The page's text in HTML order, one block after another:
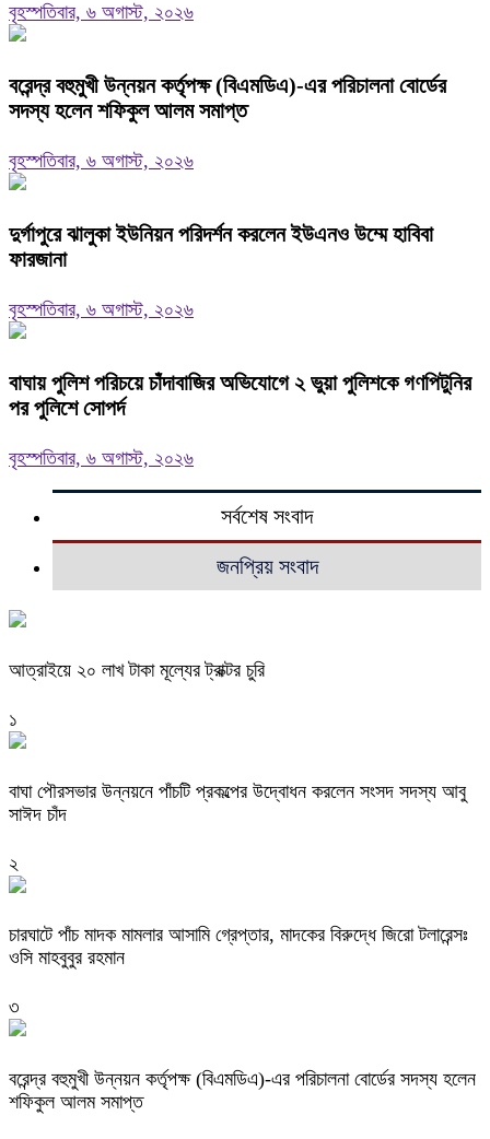
বৃহস্পতিবার, ৬ অগাস্ট, ২০২৬
বরেন্দ্র বহুমুখী উন্নয়ন কর্তৃপক্ষ (বিএমডিএ)-এর পরিচালনা বোর্ডের
সদস্য হলেন শফিকুল আলম সমাপ্ত
বৃহস্পতিবার, ৬ অগাস্ট, ২০২৬
দুর্গাপুরে ঝালুকা ইউনিয়ন পরিদর্শন করলেন ইউএনও উম্মে হাবিবা
ফারজানা
বৃহস্পতিবার, ৬ অগাস্ট, ২০২৬
বাঘায় পুলিশ পরিচয়ে চাঁদাবাজির অভিযোগে ২ ভুয়া পুলিশকে গণপিটুনির
পর পুলিশে সোপর্দ
বৃহস্পতিবার, ৬ অগাস্ট, ২০২৬
সর্বশেষ সংবাদ
জনপ্রিয় সংবাদ
আত্রাইয়ে ২০ লাখ টাকা মূল্যের ট্রাক্টর চুরি
১
বাঘা পৌরসভার উন্নয়নে পাঁচটি প্রকল্পের উদ্বোধন করলেন সংসদ সদস্য আবু
সাঈদ চাঁদ
২
চারঘাটে পাঁচ মাদক মামলার আসামি গ্রেপ্তার, মাদকের বিরুদ্ধে জিরো টলারেন্সঃ
ওসি মাহবুবুর রহমান
৩
বরেন্দ্র বহুমুখী উন্নয়ন কর্তৃপক্ষ (বিএমডিএ)-এর পরিচালনা বোর্ডের সদস্য হলেন
শফিকুল আলম সমাপ্ত